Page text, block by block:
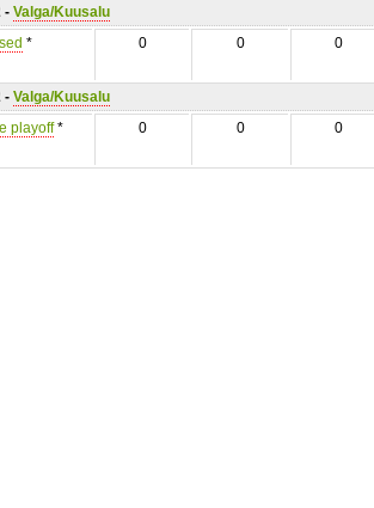
- Valga/Kuusalu
*
0 0 0
- Valga/Kuusalu
playoff*
0 0 0